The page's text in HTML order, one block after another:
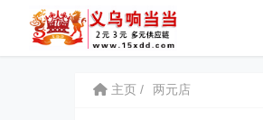
主页 两元店